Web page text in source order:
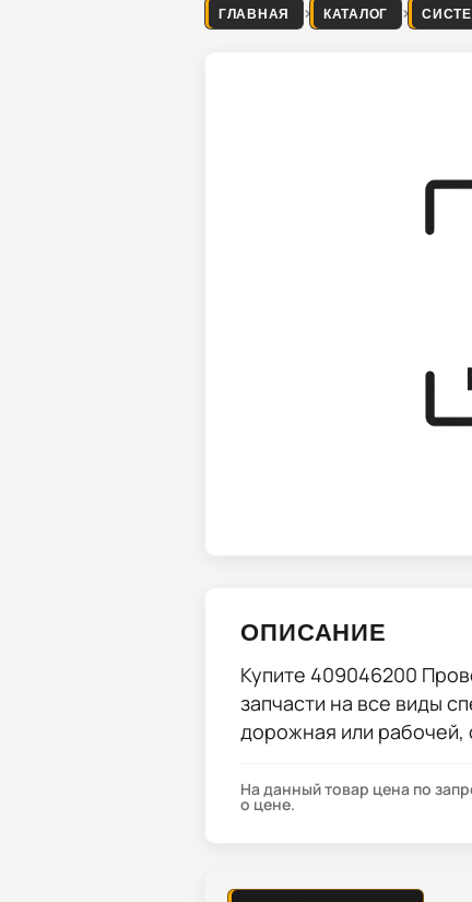
ГЛАВНАЯ КАТАЛОГ
ОПИСАНИЕ
Купите 409046200
запчасти на все виды
дорожная или рабочей,
На данный товар цена по
о цене.